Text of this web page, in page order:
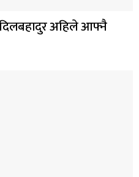
अहिले आफ्नै